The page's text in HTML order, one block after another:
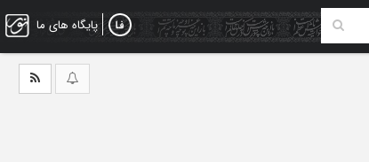
پایگاه های ما